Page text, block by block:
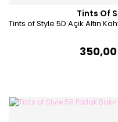
Tints Of
Tints of Style 5D Açık Altın
350,00